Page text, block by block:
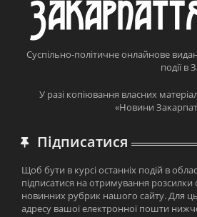
Суспільно-політичне онлайнове
події в
У разі копіювання власних
«Новини
Підписатися
Щоб бути в курсі останніх подій в
підписатися на отримування розсилки
новинних рубрик нашого сайту. Для
адресу вашої електронної пошти